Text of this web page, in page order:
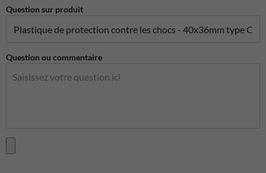
Question sur produit
Question ou commentaire